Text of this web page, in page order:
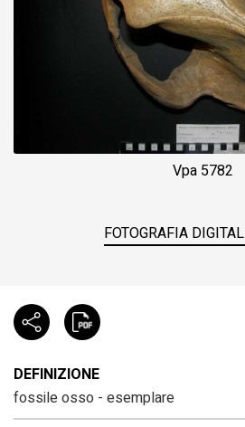
Vpa 5782
FOTOGRAFIA
DEFINIZIONE
fossile osso - esemplare